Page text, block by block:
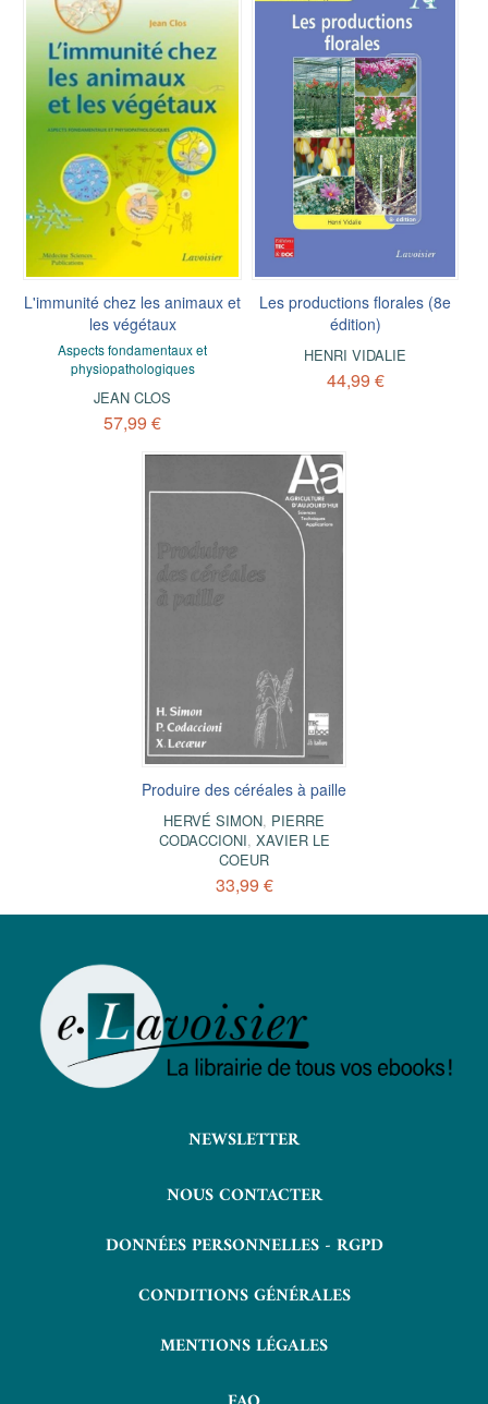
L'immunité chez les animaux et
les végétaux
Aspects fondamentaux et
physiopathologiques
JEAN CLOS
57,99 €
Les productions florales (8e
édition)
HENRI VIDALIE
44,99 €
Produire des céréales à paille
HERVÉ SIMON, PIERRE
CODACCIONI, XAVIER LE
COEUR
33,99 €
NEWSLETTER
NOUS CONTACTER
DONNÉES PERSONNELLES - RGPD
CONDITIONS GÉNÉRALES
MENTIONS LÉGALES